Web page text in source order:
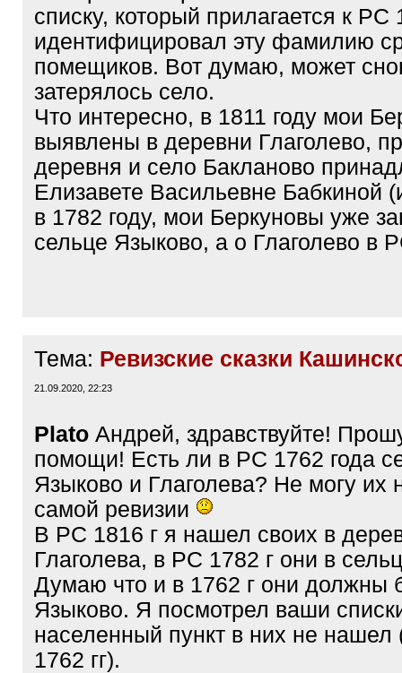
списку, который прилагается к РС
идентифицировал эту фамилию
помещиков. Вот думаю, может
затерялось село.
Что интересно, в 1811 году мои
выявлены в деревни Глаголево,
деревня и село Бакланово
Елизавете Васильевне Бабкиной
в 1782 году, мои Беркуновы уже
сельце Языково, а о Глаголево в
Тема: Ревизские сказки
21.09.2020, 22:23
Plato Андрей, здравствуйте!
помощи! Есть ли в РС 1762 года
Языково и Глаголева? Не могу их
самой ревизии
В РС 1816 г я нашел своих в
Глаголева, в РС 1782 г они в
Думаю что и в 1762 г они должны
Языково. Я посмотрел ваши
населенный пункт в них не
1762 гг).